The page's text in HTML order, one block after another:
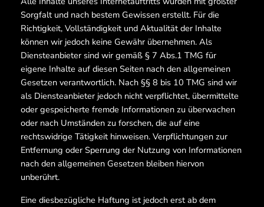
Sorgfalt und nach bestem Gewissen erstellt. Für die
Richtigkeit, Vollständigkeit und Aktualität der Inhalte
können wir jedoch keine Gewähr übernehmen. Als
Diensteanbieter sind wir gemäß § 7 Abs.1 TMG für
eigene Inhalte auf diesen Seiten nach den allgemeinen
Gesetzen verantwortlich. Nach §§ 8 bis 10 TMG sind wir
als Diensteanbieter jedoch nicht verpflichtet, übermittelte
oder gespeicherte fremde Informationen zu überwachen
oder nach Umständen zu forschen, die auf eine
rechtswidrige Tätigkeit hinweisen. Verpflichtungen zur
Entfernung oder Sperrung der Nutzung von Informationen
nach den allgemeinen Gesetzen bleiben hiervon
unberührt.
Eine diesbezügliche Haftung ist jedoch erst ab dem